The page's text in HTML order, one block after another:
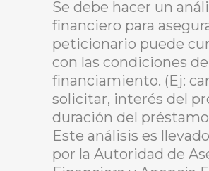
Se debe hacer un
financiero para
peticionario puede
con las condiciones de
financiamiento. (Ej:
solicitar, interés del
duración del
Este análisis es
por la Autoridad de